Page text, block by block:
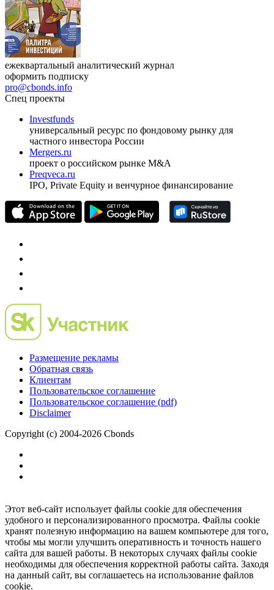
ежеквартальный аналитический журнал
оформить подписку
pro@cbonds.info
Спец проекты
Investfunds
универсальный ресурс по фондовому рынку для
частного инвестора России
Mergers.ru
проект о российском рынке M&A
Preqveca.ru
IPO, Private Equity и венчурное финансирование
Размещение рекламы
Обратная связь
Клиентам
Пользовательское соглашение
Пользовательское соглашение (pdf)
Disclaimer
Copyright (c) 2004-2026 Cbonds
Этот веб-сайт использует файлы cookie для обеспечения
удобного и персонализированного просмотра. Файлы cookie
хранят полезную информацию на вашем компьютере для того,
чтобы мы могли улучшить оперативность и точность нашего
сайта для вашей работы. В некоторых случаях файлы cookie
необходимы для обеспечения корректной работы сайта. Заходя
на данный сайт, вы соглашаетесь на использование файлов
cookie.